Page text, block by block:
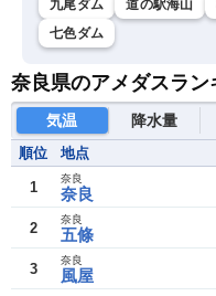
九尾ダム
道の駅海山
七色ダム
奈良県のアメダスラン
気温 降水量
順位 地点
1 奈良
奈良
2 五條
奈良
3 風屋
奈良